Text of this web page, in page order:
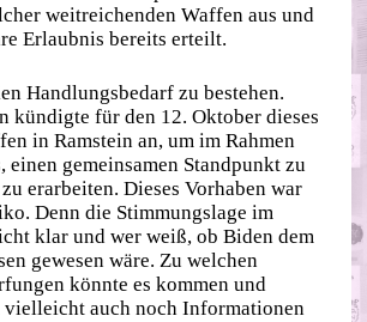
weitreichenden Waffen aus und
Erlaubnis bereits erteilt.
Handlungsbedarf zu bestehen.
kündigte für den 12. Oktober dieses
in Ramstein an, um im Rahmen
einen gemeinsamen Standpunkt zu
erarbeiten. Dieses Vorhaben war
Denn die Stimmungslage im
klar und wer weiß, ob Biden dem
gewesen wäre. Zu welchen
könnte es kommen und
vielleicht auch noch Informationen